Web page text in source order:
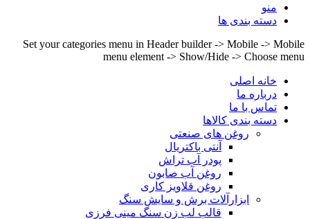
منو
دسته بندی ها
Set your categories menu in Header builder -> Mobile -> Mobile
menu element -> Show/Hide -> Choose menu
خانه اصلی
درباره ما
تماس با ما
دسته بندی کالاها
روغن های صنعتی
آنتی باکتریال
پودر آب تراش
روغن آب صابون
روغن قلاویز کاری
ابزارآلات برش و سایش سنگ
قالب لب زن سنگ مینی فرزی